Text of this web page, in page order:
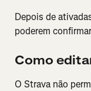
Depois de
poderem
Como
O Strava não